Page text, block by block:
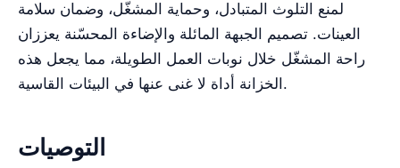
لمنع التلوث المتبادل، وحماية المشغّل، وضمان سلامة
العينات. تصميم الجبهة المائلة والإضاءة المحسّنة يعززان
راحة المشغّل خلال نوبات العمل الطويلة، مما يجعل هذه
الخزانة أداة لا غنى عنها في البيئات القاسية.
التوصيات